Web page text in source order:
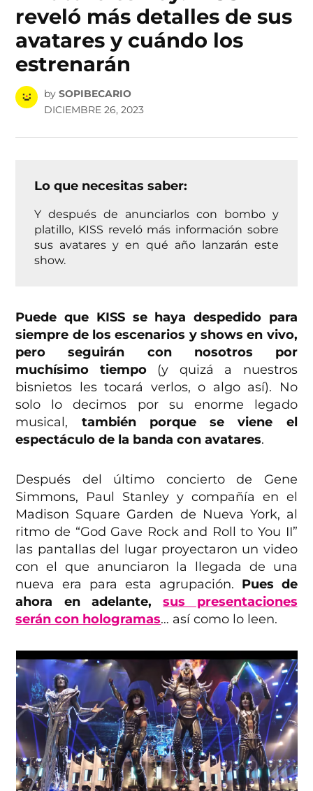
reveló más detalles de sus
avatares y cuándo los
estrenarán
by SOPIBECARIO
DICIEMBRE 26, 2023
Lo que necesitas saber:
Y después de anunciarlos con bombo y
platillo, KISS reveló más información sobre
sus avatares y en qué año lanzarán este
show.
Puede que KISS se haya despedido para
siempre de los escenarios y shows en vivo,
pero seguirán con nosotros por
muchísimo tiempo(y quizá a nuestros
bisnietos les tocará verlos, o algo así). No
solo lo decimos por su enorme legado
musical, también porque se viene el
espectáculo de la banda con avatares.
Después del último concierto de Gene
Simmons, Paul Stanley y compañía en el
Madison Square Garden de Nueva York, al
ritmo de “God Gave Rock and Roll to You II”
las pantallas del lugar proyectaron un video
con el que anunciaron la llegada de una
nueva era para esta agrupación. Pues de
ahora en adelante,sus presentaciones
serán con hologramas… así como lo leen.